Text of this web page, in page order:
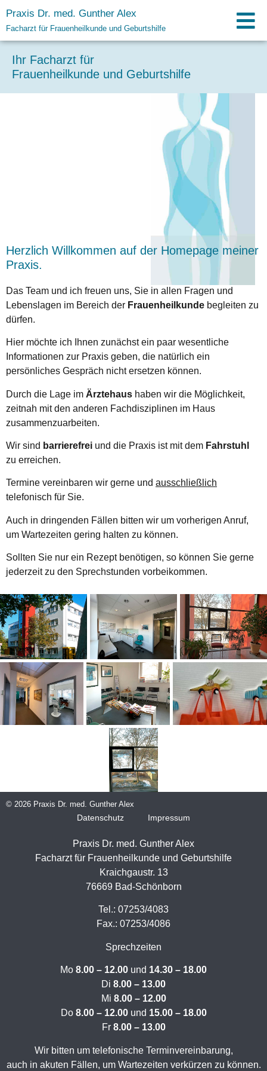
Praxis Dr. med. Gunther Alex
Facharzt für Frauenheilkunde und Geburtshilfe
Ihr Facharzt für
Frauenheilkunde und Geburtshilfe
Herzlich Willkommen auf der Homepage meiner
Praxis.
Das Team und ich freuen uns, Sie in allen Fragen und
Lebenslagen im Bereich der Frauenheilkunde begleiten zu
dürfen.
Hier möchte ich Ihnen zunächst ein paar wesentliche
Informationen zur Praxis geben, die natürlich ein
persönliches Gespräch nicht ersetzen können.
Durch die Lage im Ärztehaus haben wir die Möglichkeit,
zeitnah mit den anderen Fachdisziplinen im Haus
zusammenzuarbeiten.
Wir sind barrierefrei und die Praxis ist mit dem Fahrstuhl
zu erreichen.
Termine vereinbaren wir gerne und ausschließlich
telefonisch für Sie.
Auch in dringenden Fällen bitten wir um vorherigen Anruf,
um Wartezeiten gering halten zu können.
Sollten Sie nur ein Rezept benötigen, so können Sie gerne
jederzeit zu den Sprechstunden vorbeikommen.
© 2026 Praxis Dr. med. Gunther Alex
Datenschutz Impressum
Praxis Dr. med. Gunther Alex
Facharzt für Frauenheilkunde und Geburtshilfe
Kraichgaustr. 13
76669 Bad-Schönborn
Tel.: 07253/4083
Fax.: 07253/4086
Sprechzeiten
Mo 8.00 – 12.00 und 14.30 – 18.00
Di 8.00 – 13.00
Mi 8.00 – 12.00
Do 8.00 – 12.00und 15.00 – 18.00
Fr 8.00 – 13.00
Wir bitten um telefonische Terminvereinbarung,
auch in akuten Fällen, um Wartezeiten verkürzen zu können.